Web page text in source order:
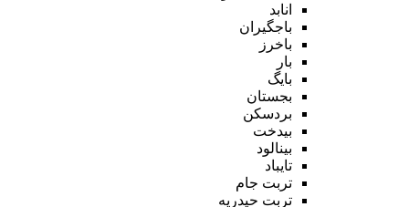
انابد
باجگیران
باخرز
بار
بایگ
بجستان
بردسکن
بیدخت
بینالود
تایباد
تربت جام
تربت حیدریه